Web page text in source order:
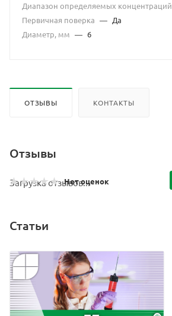
Диапазон определяемых концентраций
Первичная поверка — Да
Диаметр, мм — 6
ОТЗЫВЫ КОНТАКТЫ
Отзывы
Нет оценок
Загрузка отзывов...
Статьи